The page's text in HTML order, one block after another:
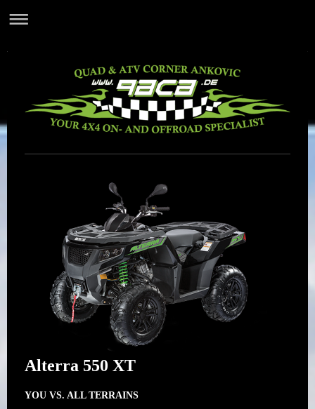
Alterra 550 XT
YOU VS. ALL TERRAINS